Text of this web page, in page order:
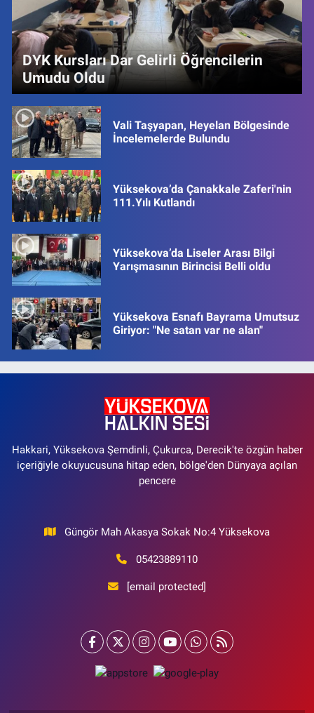
DYK Kursları Dar Gelirli Öğrencilerin
Umudu Oldu
Vali Taşyapan, Heyelan Bölgesinde
İncelemelerde Bulundu
Yüksekova’da Çanakkale Zaferi'nin
111.Yılı Kutlandı
Yüksekova’da Liseler Arası Bilgi
Yarışmasının Birincisi Belli oldu
Yüksekova Esnafı Bayrama Umutsuz
Giriyor: "Ne satan var ne alan"
Hakkari, Yüksekova Şemdinli, Çukurca, Derecik'te özgün haber
içeriğiyle okuyucusuna hitap eden, bölge'den Dünyaya açılan
pencere
Güngör Mah Akasya Sokak No:4 Yüksekova
05423889110
[email protected]